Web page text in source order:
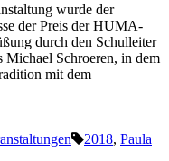
wurde der
der Preis der HUMA-
durch den Schulleiter
Michael Schroeren, in dem
mit dem
2018, Paula